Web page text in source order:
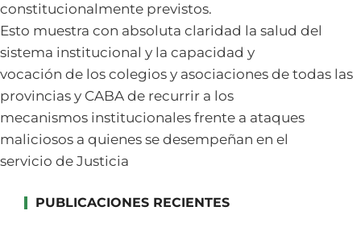
constitucionalmente previstos.
Esto muestra con absoluta claridad la salud del
sistema institucional y la capacidad y
vocación de los colegios y asociaciones de todas las
provincias y CABA de recurrir a los
mecanismos institucionales frente a ataques
maliciosos a quienes se desempeñan en el
servicio de Justicia
PUBLICACIONES RECIENTES